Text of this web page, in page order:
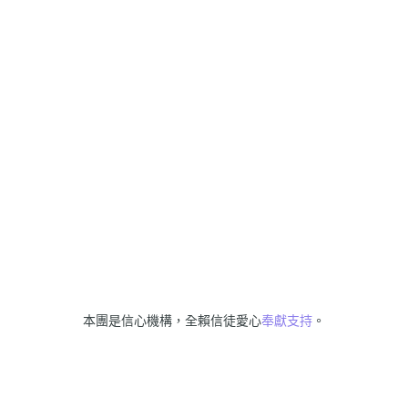
本團是信心機構，全賴信徒愛心奉獻支持 。